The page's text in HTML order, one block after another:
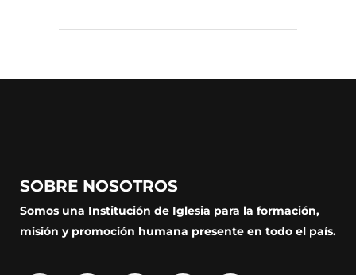
SOBRE NOSOTROS
Somos una Institución de Iglesia para la formación,
misión y promoción humana presente en todo el país.